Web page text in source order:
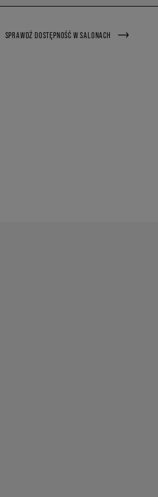
SPRAWDŹ DOSTĘPNOŚĆ W SALONACH